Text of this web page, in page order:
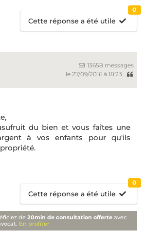
Cette réponse a été utile
0
13658 messages
le 27/09/2016 à 18:23
du bien et vous faîtes une
à vos enfants pour qu'ils
Cette réponse a été utile
0
de20min de consultation offerte avec
En profiter